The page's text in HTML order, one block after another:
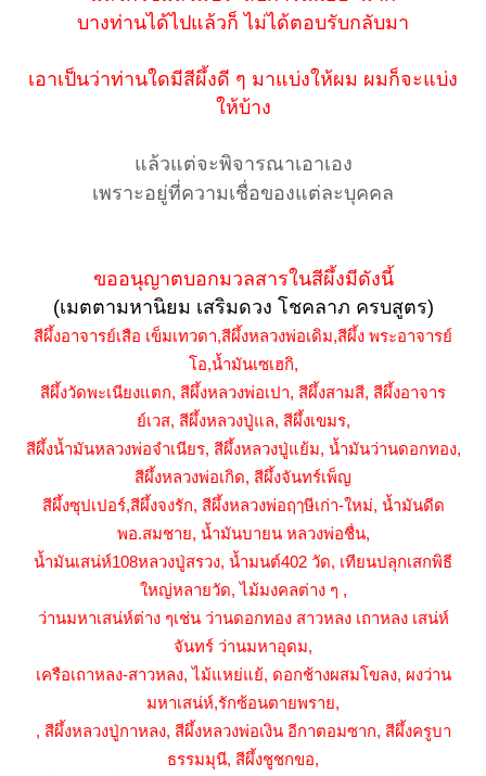
บางท่านได้ไปแล้วก็ ไม่ได้ตอบรับกลับมา
เอาเป็นว่าท่านใดมีสีผึ้งดี ๆ มาแบ่งให้ผม ผมก็จะแบ่ง
ให้บ้าง
แล้วแต่จะพิจารณาเอาเอง
เพราะอยู่ที่ความเชื่อของแต่ละบุคคล
ขออนุญาตบอกมวลสารในสีผึ้งมีดังนี้
(เมตตามหานิยม เสริมดวง โชคลาภ ครบสูตร)
สีผึ้งอาจารย์เสือ เข็มเทวดา,สีผึ้งหลวงพ่อเดิม,สีผึ้ง พระอาจารย์
โอ,น้ำมันเซเฮกิ,
สีผึ้งวัดพะเนียงแตก, สีผึ้งหลวงพ่อเปา, สีผึ้งสามสี, สีผึ้งอาจาร
ย์เวส, สีผึ้งหลวงปู่แล, สีผึ้งเขมร,
สีผึ้งน้ำมันหลวงพ่อจำเนียร, สีผึ้งหลวงปู่แย้ม, น้ำมันว่านดอกทอง,
สีผึ้งหลวงพ่อเกิด, สีผึ้งจันทร์เพ็ญ
สีผึ้งซุปเปอร์,สีผึ้งจงรัก, สีผึ้งหลวงพ่อฤๅษีเก่า-ใหม่, น้ำมันดีด
พอ.สมชาย, น้ำมันบายน หลวงพ่อชื่น,
น้ำมันเสน่ห์108หลวงปู่สรวง, น้ำมนต์402 วัด, เทียนปลุกเสกพิธี
ใหญ่หลายวัด, ไม้มงคลต่าง ๆ ,
ว่านมหาเสน่ห์ต่าง ๆเช่น ว่านดอกทอง สาวหลง เถาหลง เสน่ห์
จันทร์ ว่านมหาอุดม,
เครือเถาหลง-สาวหลง, ไม้แหย่แย้, ดอกช้างผสมโขลง, ผงว่าน
มหาเสน่ห์,รักซ้อนตายพราย,
, สีผึ้งหลวงปู่กาหลง, สีผึ้งหลวงพ่อเงิน อีกาตอมซาก, สีผึ้งครูบา
ธรรมมุนี, สีผึ้งชูชกขอ,
2 ถัดไป >